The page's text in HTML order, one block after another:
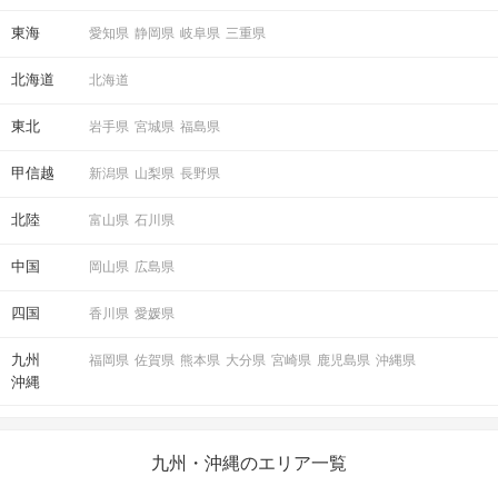
東海 愛知県 静岡県 岐阜県 三重県
北海道 北海道
東北 岩手県 宮城県 福島県
甲信越 新潟県 山梨県 長野県
北陸 富山県 石川県
中国 岡山県 広島県
四国 香川県 愛媛県
九州
沖縄
福岡県 佐賀県 熊本県 大分県 宮崎県 鹿児島県 沖縄県
九州・沖縄のエリア一覧